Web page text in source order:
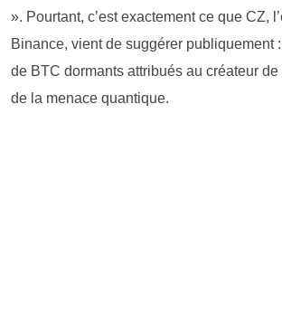
». Pourtant, c’est exactement ce que CZ,
Binance, vient de suggérer publiquement
de BTC dormants attribués au créateur
de la menace quantique.